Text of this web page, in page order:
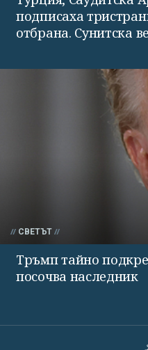
подписаха
отбрана. Сунитска
СВЕТЪТ
Тръмп тайно
посочва наследник